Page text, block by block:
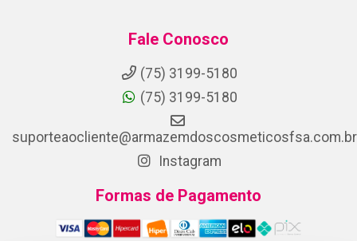
Fale Conosco
(75) 3199-5180
(75) 3199-5180
suporteaocliente@armazemdoscosmeticosfsa.com.br
Instagram
Formas de Pagamento